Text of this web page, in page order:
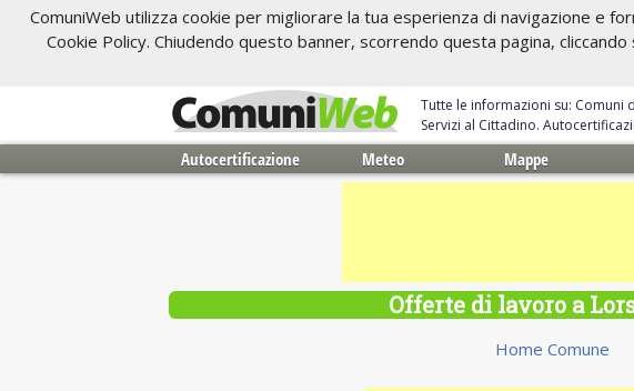
ComuniWeb utilizza cookie per migliorare la tua esperienza di navigazione e
Cookie Policy. Chiudendo questo banner, scorrendo questa pagina,
Tutte le informazioni su: Comuni
Servizi al Cittadino.
Autocertificazione Meteo Mappe
Offerte di lavoro a
Home Comune